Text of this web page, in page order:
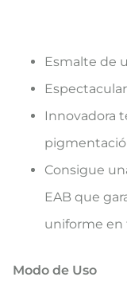
Esmalte de
Innovadora
Consigue
EAB que
uniforme en
Modo de Uso